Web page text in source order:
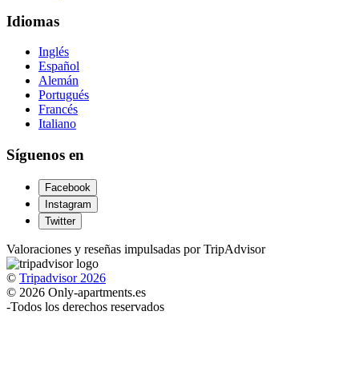
Idiomas
Inglés
Español
Alemán
Portugués
Francés
Italiano
Síguenos en
Facebook
Instagram
Twitter
Valoraciones y reseñas impulsadas por TripAdvisor
© Tripadvisor 2026
© 2026 Only-apartments.es
-Todos los derechos reservados